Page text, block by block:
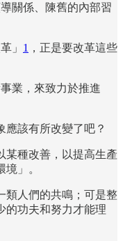
關係、陳舊的內部習
」 1 ，正是要改革這些
業，來致力於推進
應該有所改變了吧？
某種改善，以提高生產
」。
類人們的共鳴；可是整
的功夫和努力才能理